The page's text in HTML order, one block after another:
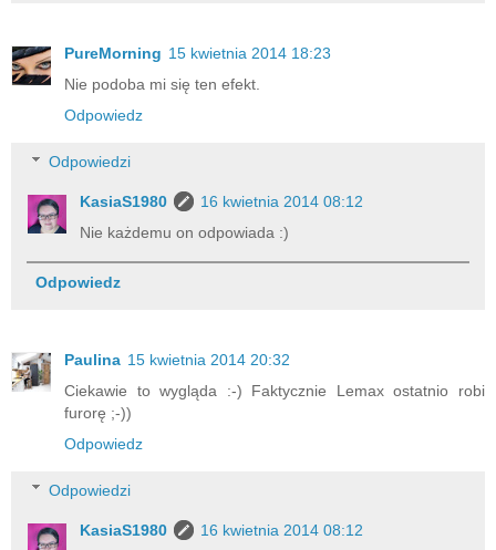
PureMorning 15 kwietnia 2014 18:23
Nie podoba mi się ten efekt.
Odpowiedz
Odpowiedzi
KasiaS1980
16 kwietnia 2014 08:12
Nie każdemu on odpowiada :)
Odpowiedz
Paulina 15 kwietnia 2014 20:32
Ciekawie to wygląda :-) Faktycznie Lemax ostatnio robi
furorę ;-))
Odpowiedz
Odpowiedzi
KasiaS1980
16 kwietnia 2014 08:12